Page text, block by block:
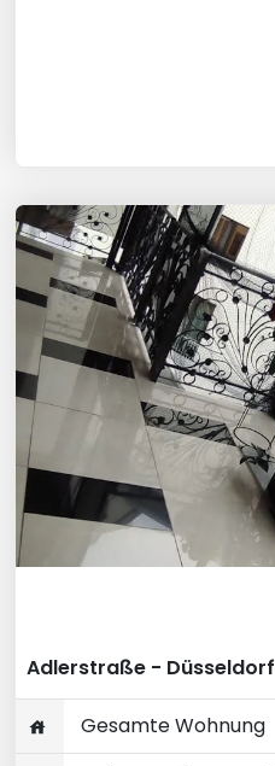
Adlerstraße - Düsseldorf
Gesamte Wohnung